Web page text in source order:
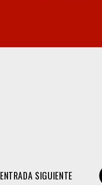
ENTRADA SIGUIENTE